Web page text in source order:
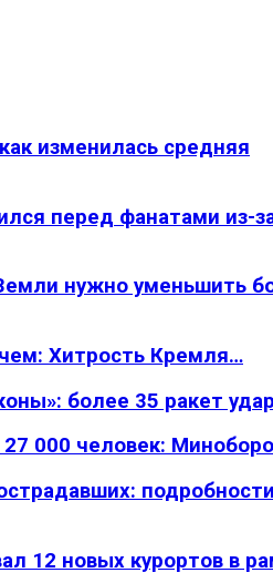
изменилась средняя
перед фанатами из-
нужно уменьшить
Хитрость Кремля…
более 35 ракет
000 человек:
12 новых курортов в